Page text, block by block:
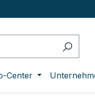
Center